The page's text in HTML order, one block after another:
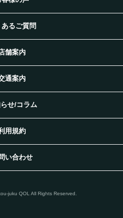
あるご質問
舗案内
通案内
せ/コラム
用規約
い合わせ
juku QOL All Rights Reserved.